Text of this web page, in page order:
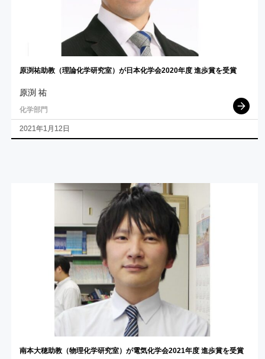
原渕祐助教（理論化学研究室） が日本化学会2020年度 進歩賞を受賞
原渕 祐
化学部門
2021年1月12日
南本大穂助教（物理化学研究室） が電気化学会2021年度 進歩賞を受賞